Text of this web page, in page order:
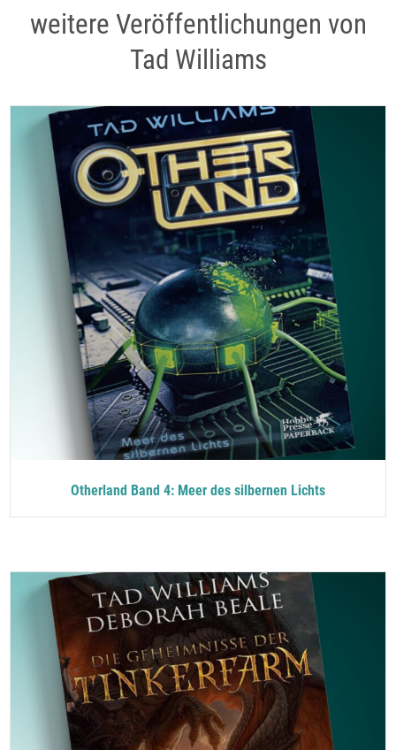
weitere Veröffentlichungen von
Tad Williams
Otherland Band 4: Meer des silbernen Lichts